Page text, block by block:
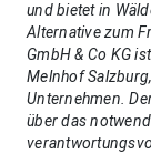
und bietet in
Alternative zum
GmbH & Co KG
Melnhof
Unternehmen.
über das